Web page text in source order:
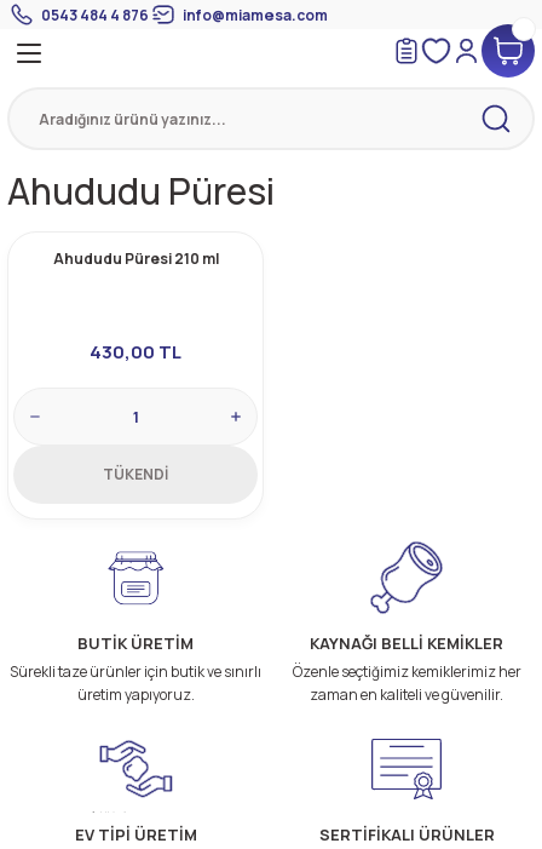
0543 484 4 876 info@miamesa.com
Ahududu Püresi
Ahududu Püresi 210 ml
430,00 TL
TÜKENDİ
BUTİK ÜRETİM
Sürekli taze ürünler için butik ve sınırlı
üretim yapıyoruz.
KAYNAĞI BELLİ KEMİKLER
Özenle seçtiğimiz kemiklerimiz her
zaman en kaliteli ve güvenilir.
EV TİPİ ÜRETİM SERTİFİKALI ÜRÜNLER